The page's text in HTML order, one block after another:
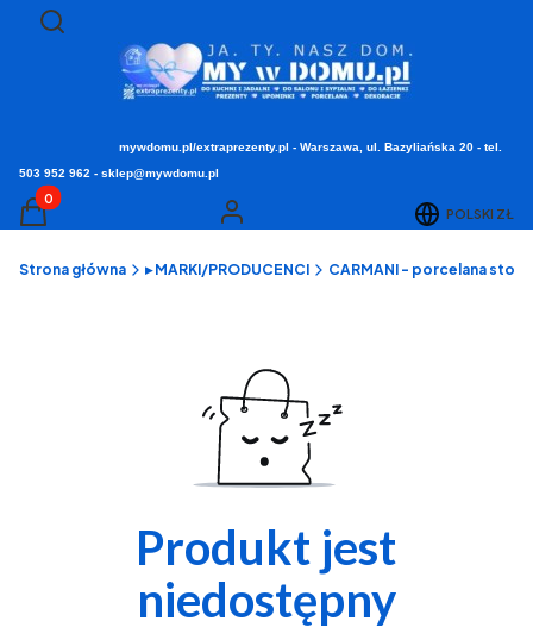
Otwórz wyszukiwarkę
Szukaj
mywdomu.pl/extraprezenty.pl - Warszawa, ul. Bazyliańska 20 - tel.
503 952 962 - sklep@mywdomu.pl
Produkty w koszyku: 0. Zobacz szczegóły
Koszyk Zaloguj się POLSKI ZŁ
Strona główna ▸ MARKI/PRODUCENCI CARMANI - porcelana
Produkt jest
niedostępny